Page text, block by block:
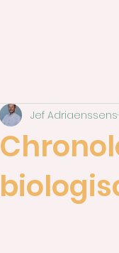
Jef Adriaenssens